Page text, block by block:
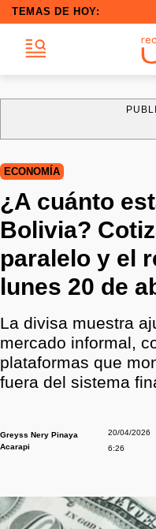
TEMAS DE HOY:
ECONOMÍA
¿A cuánto
Bolivia?
paralelo y el
lunes 20 de
La divisa muestra
mercado informal,
plataformas que
fuera del sistema
Greyss Nery Pinaya
Acarapi
20/04/2026
6:26